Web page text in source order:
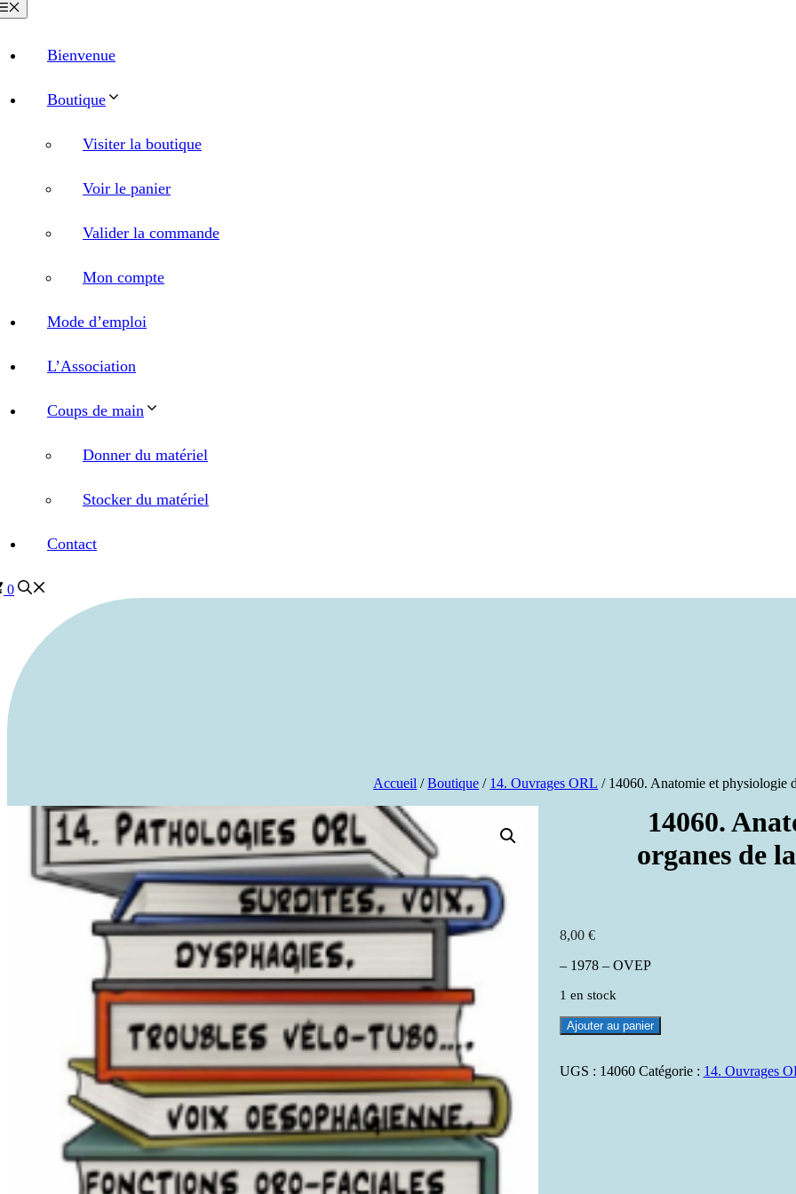
Menu
Bienvenue
Boutique
Visiter la boutique
Voir le panier
Valider la commande
Mon compte
Mode d’emploi
L’Association
Coups de main
Donner du matériel
Stocker du matériel
Contact
0
Accueil /Boutique / 14. Ouvrages ORL / 14060. Anatomie et physiologie
14060.
organes de
8,00 €
– 1978 – OVEP
1 en stock
quantité
de
Anatomie
Ajouter au panier
UGS : 14060 Catégorie : 14. Ouvrages